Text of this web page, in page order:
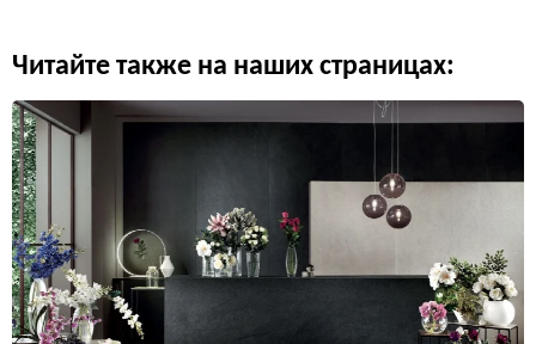
Читайте также на наших страницах: